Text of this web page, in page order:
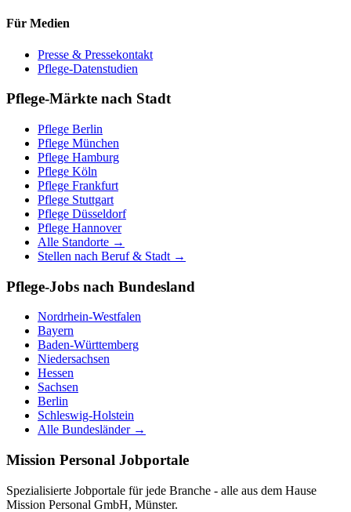
Für Medien
Presse & Pressekontakt
Pflege-Datenstudien
Pflege-Märkte nach Stadt
Pflege Berlin
Pflege München
Pflege Hamburg
Pflege Köln
Pflege Frankfurt
Pflege Stuttgart
Pflege Düsseldorf
Pflege Hannover
Alle Standorte →
Stellen nach Beruf & Stadt →
Pflege-Jobs nach Bundesland
Nordrhein-Westfalen
Bayern
Baden-Württemberg
Niedersachsen
Hessen
Sachsen
Berlin
Schleswig-Holstein
Alle Bundesländer →
Mission Personal Jobportale
Spezialisierte Jobportale für jede Branche - alle aus dem Hause
Mission Personal GmbH, Münster.